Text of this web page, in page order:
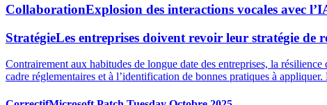
CollaborationExplosion des interactions vocales avec
StratégieLes entreprises doivent revoir leur stratégie de
Contrairement aux habitudes de longue date des entreprises, la
cadre réglementaires et à l’identification de bonnes pratiques à